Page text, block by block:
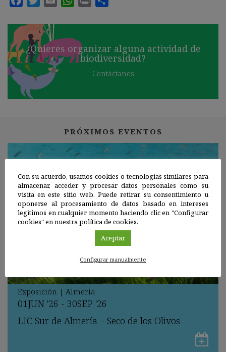
¿Quieres organizar alguna actividad de
biodiversidad?
Contáctanos
PRÓXIMOS EVENTOS
Exposición | Almería
01JUN '26 - 30SEP '26
LIC Sur de Almería – Seco de los Olivos
Con su acuerdo, usamos cookies o tecnologías similares para
almacenar, acceder y procesar datos personales como su
visita en este sitio web. Puede retirar su consentimiento u
oponerse al procesamiento de datos basado en intereses
legítimos en cualquier momento haciendo clic en "Configurar
cookies" en nuestra política de cookies.
Aceptar
Configurar manualmente